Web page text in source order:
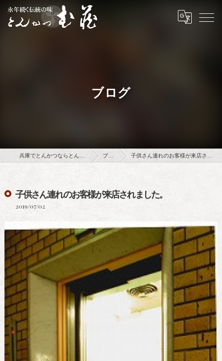
ブログ
ブログ 子供さん連れのお客様が来店されました。
子供さん連れのお客様が来店されました。
2019/07/02